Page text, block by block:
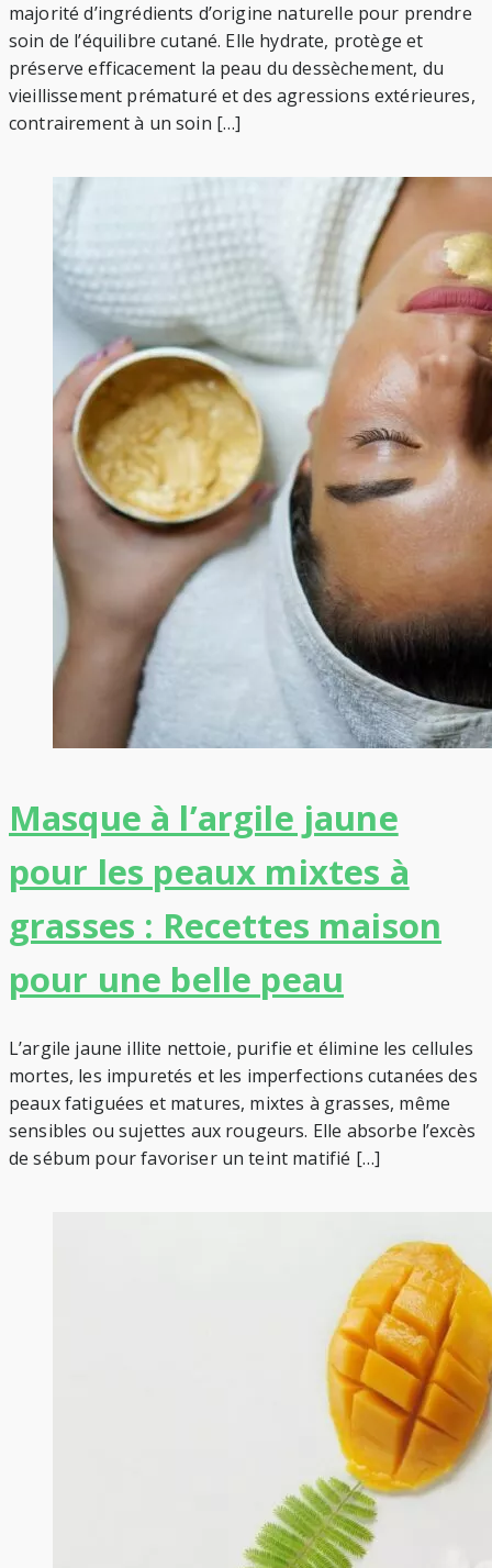
majorité d’ingrédients d’origine naturelle pour prendre
soin de l’équilibre cutané. Elle hydrate, protège et
préserve efficacement la peau du dessèchement, du
vieillissement prématuré et des agressions extérieures,
contrairement à un soin […]
Masque à l’argile jaune
pour les peaux mixtes à
grasses : Recettes maison
pour une belle peau
L’argile jaune illite nettoie, purifie et élimine les cellules
mortes, les impuretés et les imperfections cutanées des
peaux fatiguées et matures, mixtes à grasses, même
sensibles ou sujettes aux rougeurs. Elle absorbe l’excès
de sébum pour favoriser un teint matifié […]